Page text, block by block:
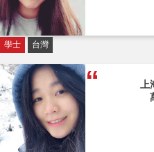
學士 台灣